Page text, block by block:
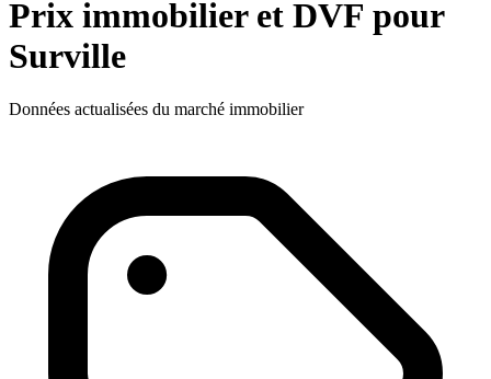
Prix immobilier et DVF pour
Surville
Données actualisées du marché immobilier